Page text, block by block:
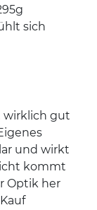
sich
wirklich gut
und wirkt
kommt
Optik her